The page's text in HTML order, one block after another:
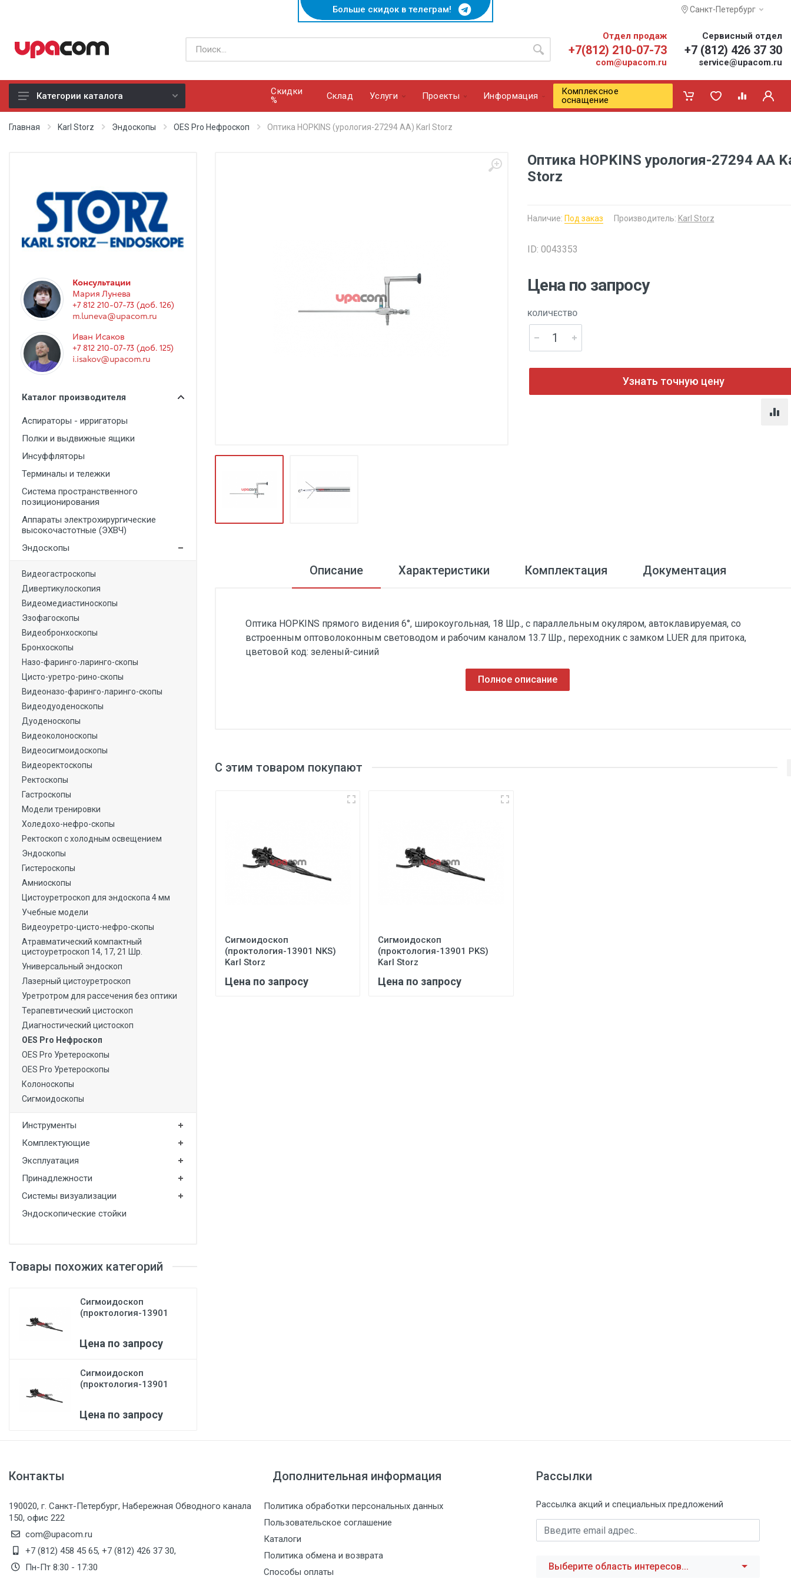
Больше скидок в телеграм! Санкт-Петербург
Отдел продаж
+7(812) 210-07-73
com@upacom.ru
Сервисный отдел
+7 (812) 426 37 30
service@upacom.ru
Б/У оборудование
Реанимация
Неонатология
Хирургия
Эндоскопия
Функциональная диагностика
Урология
Дезинфекция и стерилизация
Расходные материалы
Оториноларингология
Вспомогательное оборудование
Ветеринария
Стоматологическое оборудование
Оборудование для скорой помощи
Прачечное оборудование
Медицинские мониторы
Ортопедические товары
Косметология
Категории каталога
Скидки
%
Cклад Услуги Проекты Информация
Комплексное
оснащение
Главная Karl Storz Эндоскопы OES Pro Нефроскоп Оптика HOPKINS (урология-27294 AA) Karl Storz
Консультации
Мария Лунева
+7 812 210-07-73 (доб. 126)
m.luneva@upacom.ru
Иван Исаков
+7 812 210-07-73 (доб. 125)
i.isakov@upacom.ru
Каталог производителя
Аспираторы - ирригаторы
Полки и выдвижные ящики
Инсуффляторы
Терминалы и тележки
Система пространственного
позиционирования
Аппараты электрохирургические
высокочастотные (ЭХВЧ)
Эндоскопы
Видеогастроскопы
Дивертикулоскопия
Видеомедиастиноскопы
Эзофагоскопы
Видеобронхоскопы
Бронхоскопы
Назо-фаринго-ларинго-скопы
Цисто-уретро-рино-скопы
Видеоназо-фаринго-ларинго-скопы
Видеодуоденоскопы
Дуоденоскопы
Видеоколоноскопы
Видеосигмоидоскопы
Видеоректоскопы
Ректоскопы
Гастроскопы
Модели тренировки
Холедохо-нефро-скопы
Ректоскоп с холодным освещением
Эндоскопы
Гистероскопы
Амниоскопы
Цистоуретроскоп для эндоскопа 4 мм
Учебные модели
Видеоуретро-цисто-нефро-скопы
Атравматический компактный
цистоуретроскоп 14, 17, 21 Шр.
Универсальный эндоскоп
Лазерный цистоуретроскоп
Уретротром для рассечения без оптики
Терапевтический цистоскоп
Диагностический цистоскоп
OES Pro Нефроскоп
OES Pro Уретероскопы
OES Pro Уретероскопы
Колоноскопы
Сигмоидоскопы
Инструменты
Комплектующие
Эксплуатация
Принадлежности
Системы визуализации
Эндоскопические стойки
Товары похожих категорий
Сигмоидоскоп
(проктология-13901
Цена по запросу
Сигмоидоскоп
(проктология-13901
Цена по запросу
Оптика HOPKINS урология-27294 AA
Storz
Наличие: Под заказ Производитель: Karl Storz
ID: 0043353
Цена по запросу
КОЛИЧЕСТВО
Узнать точную цену
Описание Характеристики Комплектация Документация
Оптика HOPKINS прямого видения 6°, широкоугольная, 18 Шр., с параллельным окуляром, автоклавируемая, со
встроенным оптоволоконным световодом и рабочим каналом 13.7 Шр., переходник с замком LUER для притока,
цветовой код: зеленый-синий
Полное описание
С этим товаром покупают
Сигмоидоскоп
(проктология-13901 NKS)
Karl Storz
Цена по запросу
Сигмоидоскоп
(проктология-13901 PKS)
Karl Storz
Цена по запросу
Контакты
190020, г. Санкт-Петербург, Набережная Обводного канала
150, офис 222
com@upacom.ru
+7 (812) 458 45 65, +7 (812) 426 37 30,
Пн-Пт 8:30 - 17:30
Дополнительная информация
Политика обработки персональных данных
Пользовательское соглашение
Каталоги
Политика обмена и возврата
Способы оплаты
Рассылки
Рассылка акций и специальных предложений
Выберите область интересов...